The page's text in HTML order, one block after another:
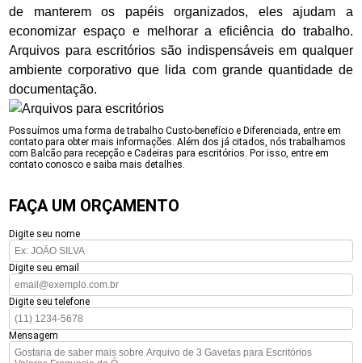
de manterem os papéis organizados, eles ajudam a
economizar espaço e melhorar a eficiência do trabalho.
Arquivos para escritórios são indispensáveis em qualquer
ambiente corporativo que lida com grande quantidade de
documentação.
Possuímos uma forma de trabalho Custo-benefício e Diferenciada, entre em
contato para obter mais informações. Além dos já citados, nós trabalhamos
com Balcão para recepção e Cadeiras para escritórios. Por isso, entre em
contato conosco e saiba mais detalhes.
FAÇA UM ORÇAMENTO
Digite seu nome
Digite seu email
Digite seu telefone
Mensagem